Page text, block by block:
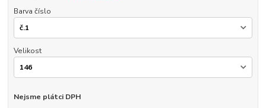
Barva číslo
Velikost
Nejsme plátci DPH